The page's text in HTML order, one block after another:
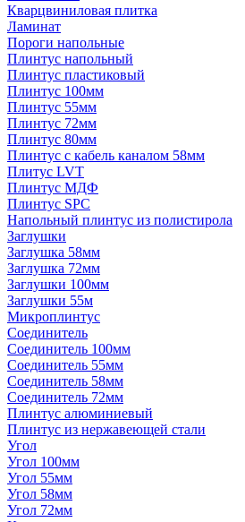
Кварцвиниловая плитка
Ламинат
Пороги напольные
Плинтус напольный
Плинтус пластиковый
Плинтус 100мм
Плинтус 55мм
Плинтус 72мм
Плинтус 80мм
Плинтус с кабель каналом 58мм
Плитус LVT
Плинтус МДФ
Плинтус SPC
Напольный плинтус из полистирола
Заглушки
Заглушка 58мм
Заглушка 72мм
Заглушки 100мм
Заглушки 55м
Микроплинтус
Соединитель
Соединитель 100мм
Соединитель 55мм
Соединитель 58мм
Соединитель 72мм
Плинтус алюминиевый
Плинтус из нержавеющей стали
Угол
Угол 100мм
Угол 55мм
Угол 58мм
Угол 72мм